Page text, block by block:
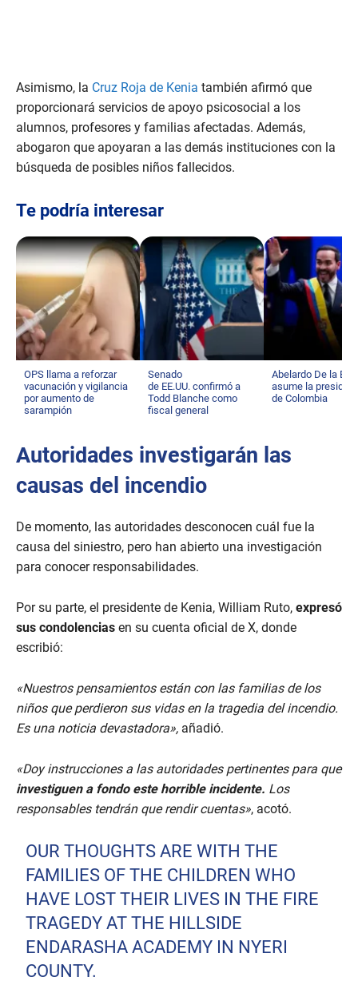
Asimismo, la Cruz Roja de Kenia también afirmó que
proporcionará servicios de apoyo psicosocial a los
alumnos, profesores y familias afectadas. Además,
abogaron que apoyaran a las demás instituciones con la
búsqueda de posibles niños fallecidos.
Te podría interesar
OPS llama a reforzar
vacunación y vigilancia
por aumento de
sarampión
Senado
de EE.UU. confirmó a
Todd Blanche como
fiscal general
Abelardo De la
asume la
de Colombia
Autoridades investigarán las
causas del incendio
De momento, las autoridades desconocen cuál fue la
causa del siniestro, pero han abierto una investigación
para conocer responsabilidades.
Por su parte, el presidente de Kenia, William Ruto, expresó
sus condolencias en su cuenta oficial de X, donde
escribió:
«Nuestros pensamientos están con las familias de los
niños que perdieron sus vidas en la tragedia del incendio.
Es una noticia devastadora», añadió.
«Doy instrucciones a las autoridades pertinentes para que
investiguen a fondo este horrible incidente. Los
responsables tendrán que rendir cuentas», acotó.
OUR THOUGHTS ARE WITH THE
FAMILIES OF THE CHILDREN WHO
HAVE LOST THEIR LIVES IN THE FIRE
TRAGEDY AT THE HILLSIDE
ENDARASHA ACADEMY IN NYERI
COUNTY.